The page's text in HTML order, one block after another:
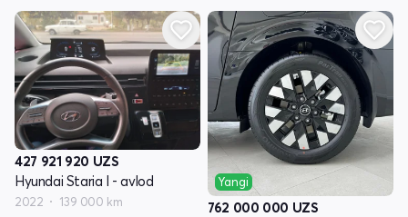
427 921 920 UZS
Hyundai Staria I - avlod
2022 139 000 km
Yangi
762 000 000 UZS